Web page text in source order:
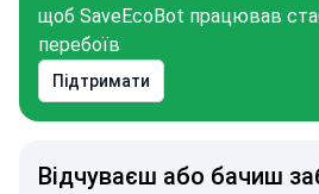
щоб SaveEcoBot працював
перебоїв
Підтримати
Відчуваєш або бачиш